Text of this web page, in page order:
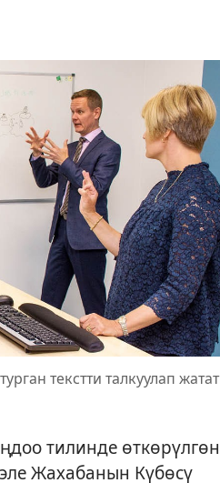
текстти талкуулап жатат
тилинде өткөрүлгөн
Жахабанын Күбөсү